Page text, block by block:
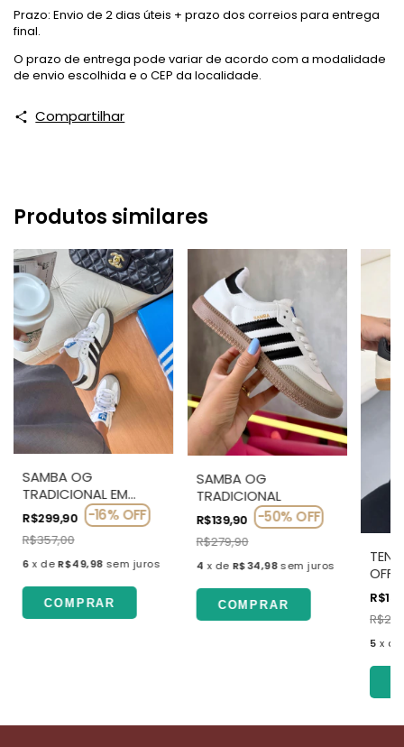
Prazo: Envio de 2 dias úteis + prazo dos correios para entrega
final.
O prazo de entrega pode variar de acordo com a modalidade
de envio escolhida e o CEP da localidade.
Compartilhar
Produtos similares
SAMBA OG
TRADICIONAL EM
COURO LEGÍTIMO
R$299,90 -16%OFF
R$357,00
6 x deR$49,98 sem juros
COMPRAR
SAMBA OG
TRADICIONAL
R$139,90 -50%OFF
R$279,90
4 x de R$34,98 sem juros
COMPRAR
OFF
5 x de